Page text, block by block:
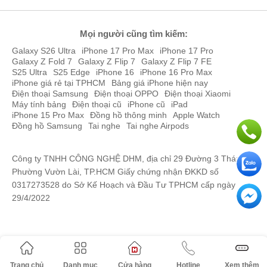
Trang chủ Danh mục Cửa hàng Hotline Xem thêm
Mặt lưng iPhone X cũ thì bằng chất liệu kính, có camera kép bố trí
vị trí dọc bên phải. Máy trang bị sạc nhanh, chống nước đạt tiêu
chuẩn.
Đánh giá cấu hình iPhone X cũ
Về cấu hình, iPhone X cũ trang bị con chip Apple A11 Bionic 6 nhân
kết hợp với 3 GB RAM mạnh mẽ lúc này. Theo thông tin Apple với
nhiệm, máy sẽ chạy trên nền tảng IOS 11, loại bỏ nút Home truyền
thống thay vào đó trang bị công nghệ mới đó là Face ID.
Với công nghệ bảo mật mới này của Apple có thể nhận diện khuôn
mặt dạng 3D giúp mở khóa một các nhanh chóng.
Mọi người cũng tìm kiếm:
Galaxy S26 Ultra iPhone 17 Pro Max
iPhone 17 Pro
Galaxy Z Fold 7
Galaxy Z Flip 7
Galaxy Z Flip 7 FE
S25 Ultra
S25 Edge iPhone 16
iPhone 16 Pro Max
iPhone giá rẻ tại TPHCM
Bảng giá iPhone hiện nay
Điện thoại Samsung
Điện thoại OPPO
Điện thoại Xiaomi
Máy tính bảng
Điện thoại cũ iPhone cũ
iPad
iPhone 15 Pro Max
Đồng hồ thông minh
Apple Watch
Đồng hồ Samsung
Tai nghe Tai nghe Airpods
Công ty TNHH CÔNG NGHỆ DHM, địa chỉ 29 Đường 3 Tháng 2,
Phường Vườn Lài, TP.HCM Giấy chứng nhận ĐKKD số
0317273528 do Sở Kế Hoạch và Đầu Tư TPHCM cấp ngày
29/4/2022